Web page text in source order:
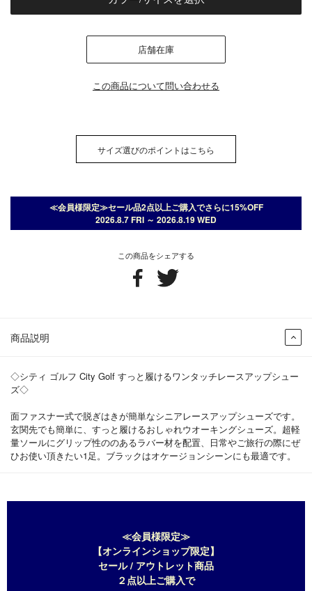
この商品をシェアする
商品説明
◇シティ ゴルフ City Golf すっと履けるワンタッチレースアップシュー
ズ◇
面ファスナー式で脱ぎはきが簡単なシニアレースアップシューズです。
玄関先でも簡単に、すっと履けるおしゃれウオーキングシューズ。超軽
量ソールにグリップ性ののあるラバー材を配置、日常やご旅行の際にぜ
ひお使い頂きたい1足。ブラックはオケージョンシーンにも最適です。
≪会員様限定≫
【オンラインショップ限定】
セール / アウトレット商品
２点以上ご購入で
店舗在庫
この商品について問い合わせる
サイズ選びのポイントはこちら
≪会員様限定≫セール品2点以上ご購入でさらに15%OFF
2026.8.7 FRI ～ 2026.8.19 WED